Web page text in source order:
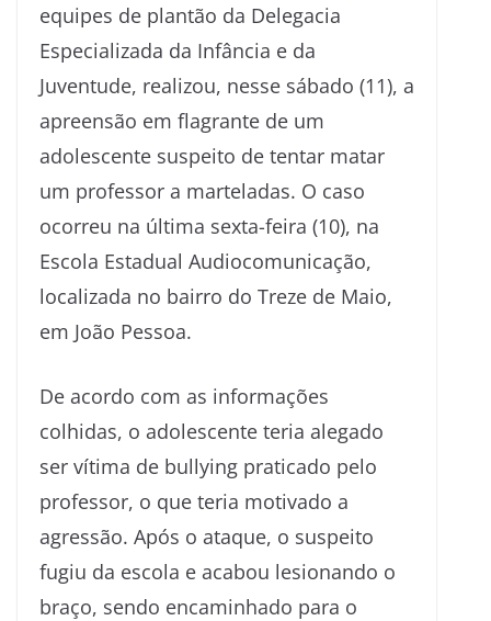
equipes de plantão da Delegacia
Especializada da Infância e da
Juventude, realizou, nesse sábado (11), a
apreensão em flagrante de um
adolescente suspeito de tentar matar
um professor a marteladas. O caso
ocorreu na última sexta-feira (10), na
Escola Estadual Audiocomunicação,
localizada no bairro do Treze de Maio,
em João Pessoa.
De acordo com as informações
colhidas, o adolescente teria alegado
ser vítima de bullying praticado pelo
professor, o que teria motivado a
agressão. Após o ataque, o suspeito
fugiu da escola e acabou lesionando o
braço, sendo encaminhado para o